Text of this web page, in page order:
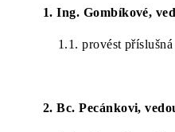
1. Ing. Gombíkové,
1.1. provést
2. Bc. Pecánkovi,